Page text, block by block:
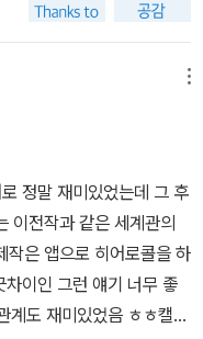
획으로 묶인 책들 중에 지
군요. 사실 이 제목도 정
아무튼 졸업이었나(아무
둥 졸업이었나... 한참을
장강명 작가의 단편으로
책 팟캐스트를 주구장창
는데 방송에서 조금씩 얻
강명 작가의 이미지는 웬
는데, 이 단편에서 좀, 확실
작가인 주인공은 장 작가
가 추측합니다.작가가 어
정말 재미있었는데 그 후
이전작과 같은 세계관의
작은 앱으로 히어로콜을 하
이인 그런 얘기 너무 좋
계도 재미있었음 ㅎㅎ캘리